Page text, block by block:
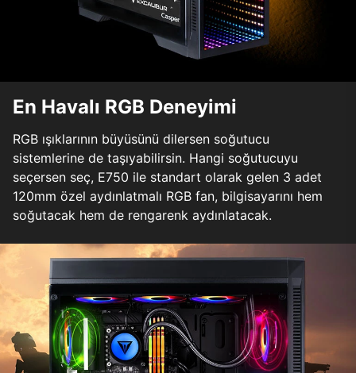
En Havalı RGB Deneyimi
RGB ışıklarının büyüsünü dilersen soğutucu
sistemlerine de taşıyabilirsin. Hangi soğutucuyu
seçersen seç, E750 ile standart olarak gelen 3 adet
120mm özel aydınlatmalı RGB fan, bilgisayarını hem
soğutacak hem de rengarenk aydınlatacak.